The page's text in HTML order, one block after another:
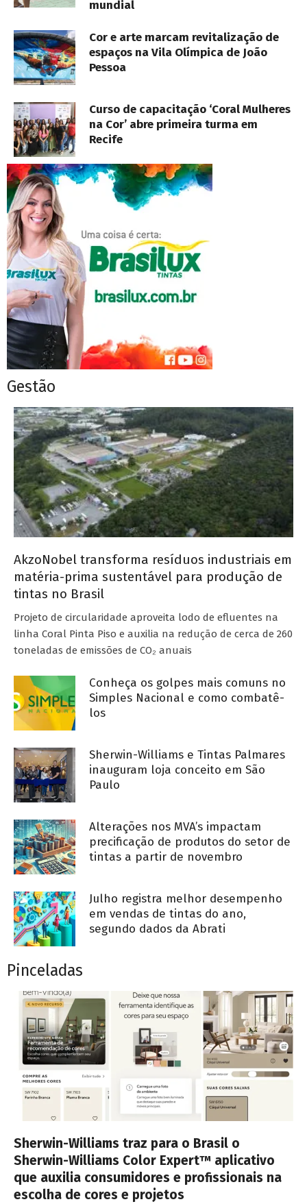
mundial
Cor e arte marcam revitalização de
espaços na Vila Olímpica de João
Pessoa
Curso de capacitação ‘Coral Mulheres
na Cor’ abre primeira turma em
Recife
Gestão
AkzoNobel transforma resíduos industriais em
matéria-prima sustentável para produção de
tintas no Brasil
Projeto de circularidade aproveita lodo de efluentes na
linha Coral Pinta Piso e auxilia na redução de cerca de 260
toneladas de emissões de CO₂ anuais
Conheça os golpes mais comuns no
Simples Nacional e como combatê-
los
Sherwin-Williams e Tintas Palmares
inauguram loja conceito em São
Paulo
Alterações nos MVA’s impactam
precificação de produtos do setor de
tintas a partir de novembro
Julho registra melhor desempenho
em vendas de tintas do ano,
segundo dados da Abrati
Pinceladas
Sherwin-Williams traz para o Brasil o
Sherwin-Williams Color Expert™ aplicativo
que auxilia consumidores e profissionais na
escolha de cores e projetos